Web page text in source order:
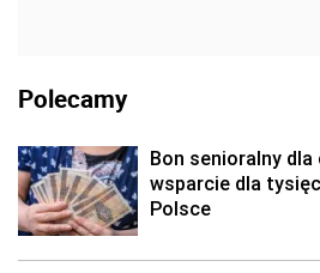
Polecamy
Bon senioralny
wsparcie dla
Polsce